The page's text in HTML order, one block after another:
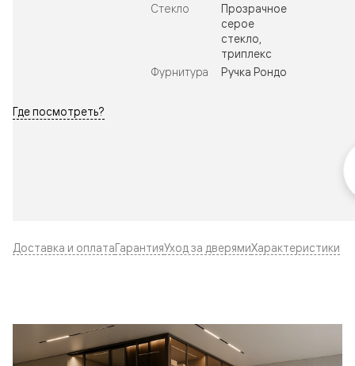
Стекло
Прозрачное
серое
стекло,
триплекс
Фурнитура
Ручка Рондо
Где посмотреть?
Доставка и оплатаГарантияУход за дверямиХарактеристики